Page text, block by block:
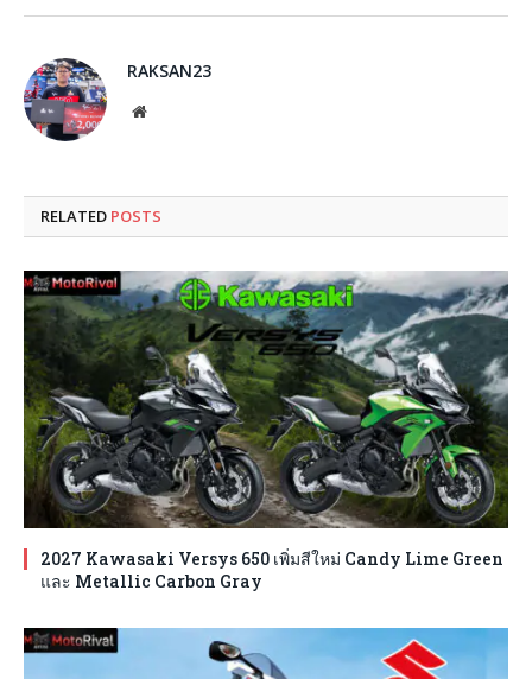
RAKSAN23
Website
RELATED POSTS
2027 Kawasaki Versys 650 เพิ่มสีใหม่ Candy Lime Green
และ Metallic Carbon Gray